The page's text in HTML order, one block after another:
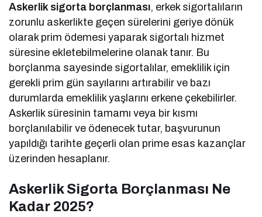
Askerlik sigorta borçlanması, erkek sigortalıların
zorunlu askerlikte geçen sürelerini geriye dönük
olarak prim ödemesi yaparak sigortalı hizmet
süresine ekletebilmelerine olanak tanır. Bu
borçlanma sayesinde sigortalılar, emeklilik için
gerekli prim gün sayılarını artırabilir ve bazı
durumlarda emeklilik yaşlarını erkene çekebilirler.
Askerlik süresinin tamamı veya bir kısmı
borçlanılabilir ve ödenecek tutar, başvurunun
yapıldığı tarihte geçerli olan prime esas kazançlar
üzerinden hesaplanır.
Askerlik Sigorta Borçlanması Ne
Kadar 2025?